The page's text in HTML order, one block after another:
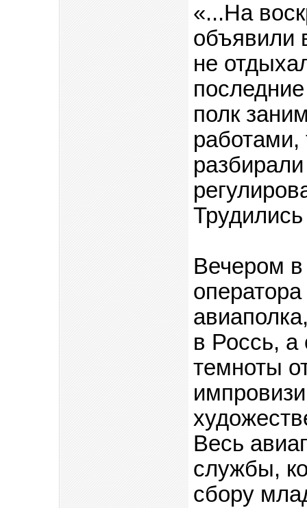
«...На
объявили
не
полк
работами,
Вечером в
в Россь, а
темноты
Весь
службы,
сбору